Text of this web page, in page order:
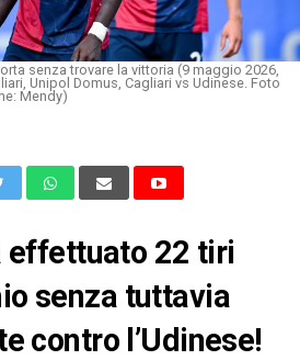
senza trovare la vittoria (9 maggio 2026,
Unipol Domus, Cagliari vs Udinese. Foto
Mendy)
effettuato 22 tiri
senza tuttavia
contro l’Udinese!